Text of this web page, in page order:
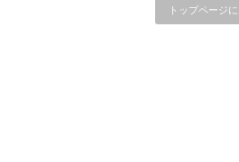
トップページ